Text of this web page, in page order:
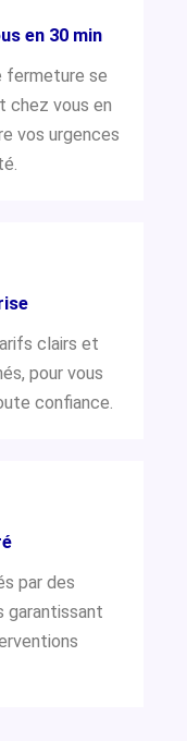
en 30 min
fermeture se
chez vous en
vos urgences
clairs et
pour vous
confiance.
par des
garantissant